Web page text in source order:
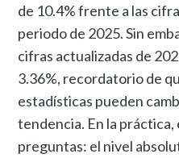
de 10.4% frente a las
periodo de 2025. Sin
cifras actualizadas de
3.36%, recordatorio de
estadísticas pueden
tendencia. En la práctica,
preguntas: el nivel